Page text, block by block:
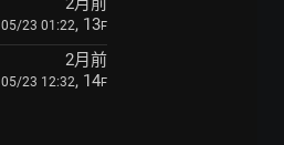
05/23 01:22, 13F
2月前
05/23 12:32, 14F